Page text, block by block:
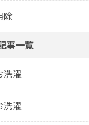
除
事一覧
洗濯
洗濯